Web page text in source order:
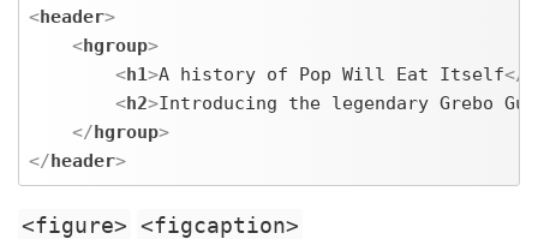
<header>
<hgroup>
<h1>A history of Pop Will Eat Itself</
<h2>Introducing the legendary Grebo
</ hgroup>
</ header>
<figure> <figcaption>